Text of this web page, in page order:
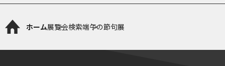
ホーム展覧会検索端午の節句展